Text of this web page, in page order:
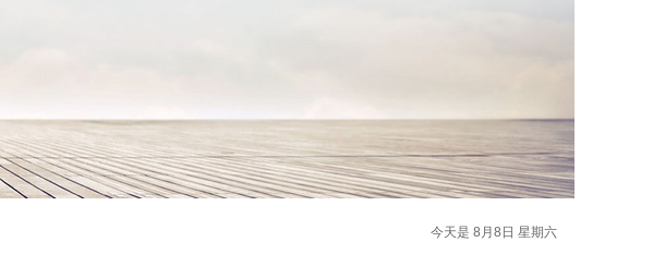
今天是 8月8日 星期六